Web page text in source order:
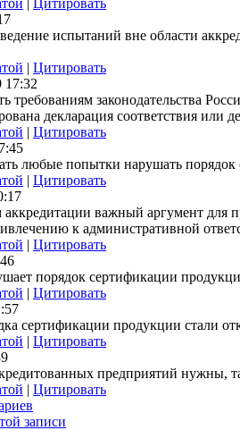
испытаний вне области
| Цитировать
17:32
требованиям законодательства
декларация соответствия или
| Цитировать
любые попытки нарушать
| Цитировать
аккредитации важный аргумент для
к административной
| Цитировать
порядок сертификации
| Цитировать
сертификации продукции стали
| Цитировать
предприятий нужны,
| Цитировать
записи